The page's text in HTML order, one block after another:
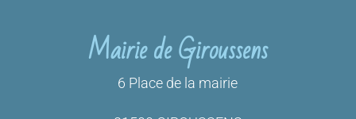
Mairie de Giroussens
6 Place de la mairie